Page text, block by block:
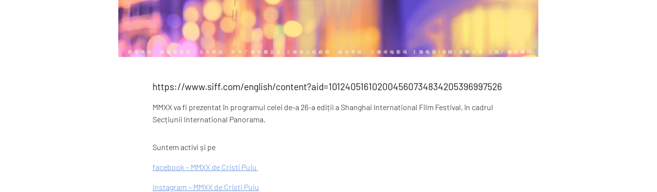
https://www.siff.com/english/content?aid=101240516102004560734834205396997526
MMXX va fi prezentat în programul celei de-a 26-a ediții a Shanghai International Film Festival, în cadrul
Secțiunii International Panorama.
Suntem activi și pe
facebook – MMXX de Cristi Puiu
instagram – MMXX de Cristi Puiu